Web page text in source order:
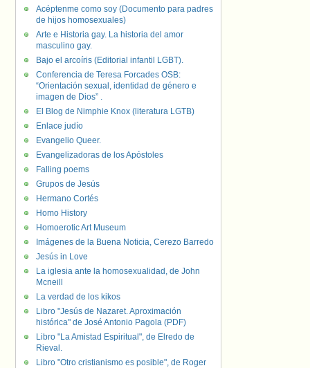
Acéptenme como soy (Documento para padres
de hijos homosexuales)
Arte e Historia gay. La historia del amor
masculino gay.
Bajo el arcoíris (Editorial infantil LGBT).
Conferencia de Teresa Forcades OSB:
“Orientación sexual, identidad de género e
imagen de Dios” .
El Blog de Nimphie Knox (literatura LGTB)
Enlace judío
Evangelio Queer.
Evangelizadoras de los Apóstoles
Falling poems
Grupos de Jesús
Hermano Cortés
Homo History
Homoerotic Art Museum
Imágenes de la Buena Noticia, Cerezo Barredo
Jesús in Love
La iglesia ante la homosexualidad, de John
Mcneill
La verdad de los kikos
Libro "Jesús de Nazaret. Aproximación
histórica" de José Antonio Pagola (PDF)
Libro "La Amistad Espiritual", de Elredo de
Rieval.
Libro "Otro cristianismo es posible", de Roger